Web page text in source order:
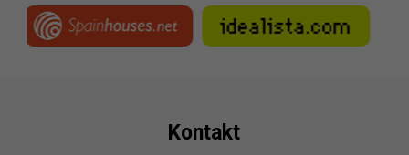
Kontakt